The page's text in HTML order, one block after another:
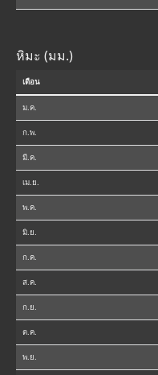
หิมะ (มม.)
เดือน
ม.ค.
ก.พ.
มี.ค.
เม.ย.
พ.ค.
มิ.ย.
ก.ค.
ส.ค.
ก.ย.
ต.ค.
พ.ย.